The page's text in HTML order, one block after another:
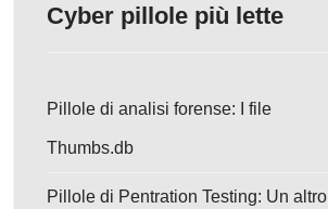
Cyber pillole più lette
Pillole di analisi forense: I file
Thumbs.db
Pillole di Pentration Testing: Un altro